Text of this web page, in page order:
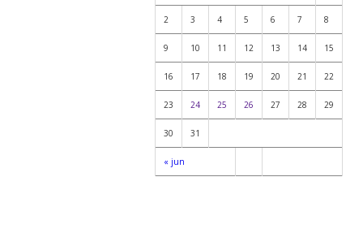
« jun
2 3 4 5 6 7 8
9 10 11 12 13 14 15
16 17 18 19 20 21 22
23 24 25 26 27 28 29
30 31